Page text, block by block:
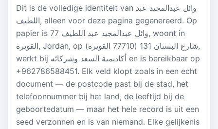
Dit is de volledige identiteit van وائل عبدالمجيد عبد
اللطيف, alleen voor deze pagina gegenereerd. Op
papier is وائل عبدالمجيد عبد اللطيف 77, woont in
القويرة, Jordan, op شارع البستان 131 (77710 القويرة),
werkt bij أكاديمية السعد وشركائه en is bereikbaar op
+962786588451. Elk veld klopt zoals in een echt
document — de postcode past bij de stad, het
telefoonnummer bij het land, de leeftijd bij de
geboortedatum — maar het hele record is uit een
seed verzonnen en is van niemand. Elke gelijkenis